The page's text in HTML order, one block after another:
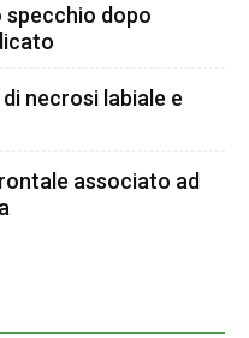
dopo
necrosi labiale e
associato ad